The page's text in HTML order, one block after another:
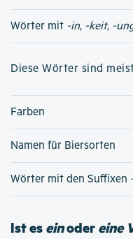
Wörter mit -in, -keit, -
Diese Wörter sind
Farben
Namen für Biersorten
Wörter mit den Suffixen
Ist eseinodereine